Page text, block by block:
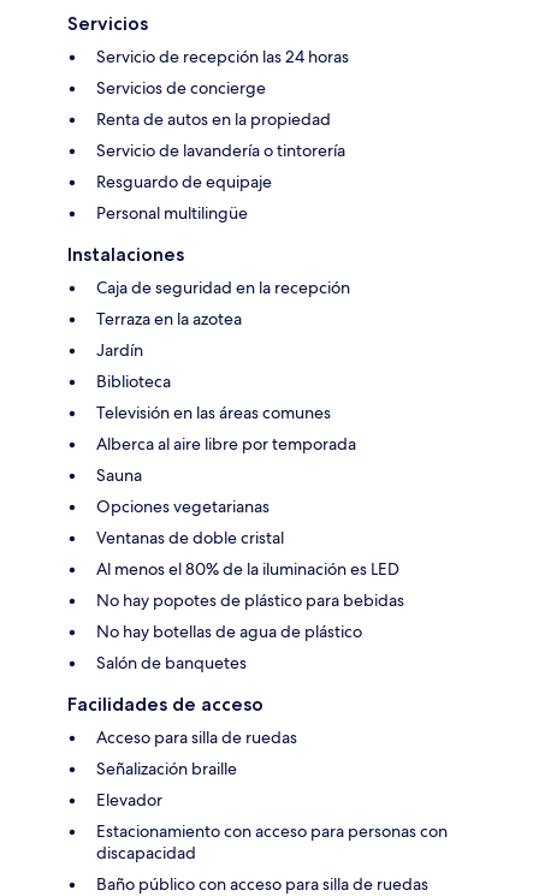
Servicios
Servicio de recepción las 24 horas
Servicios de concierge
Renta de autos en la propiedad
Servicio de lavandería o tintorería
Resguardo de equipaje
Personal multilingüe
Instalaciones
Caja de seguridad en la recepción
Terraza en la azotea
Jardín
Biblioteca
Televisión en las áreas comunes
Alberca al aire libre por temporada
Sauna
Opciones vegetarianas
Ventanas de doble cristal
Al menos el 80% de la iluminación es LED
No hay popotes de plástico para bebidas
No hay botellas de agua de plástico
Salón de banquetes
Facilidades de acceso
Acceso para silla de ruedas
Señalización braille
Elevador
Estacionamiento con acceso para personas con
discapacidad
Baño público con acceso para silla de ruedas